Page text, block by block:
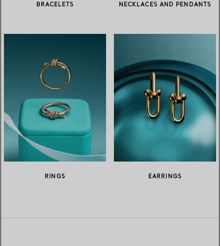
BRACELETS NECKLACES AND PENDANTS
RINGS EARRINGS